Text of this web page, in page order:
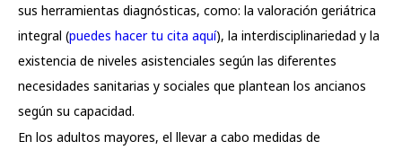
sus herramientas diagnósticas, como: la valoración geriátrica
integral (puedes hacer tu cita aquí), la interdisciplinariedad y la
existencia de niveles asistenciales según las diferentes
necesidades sanitarias y sociales que plantean los ancianos
según su capacidad.
En los adultos mayores, el llevar a cabo medidas de